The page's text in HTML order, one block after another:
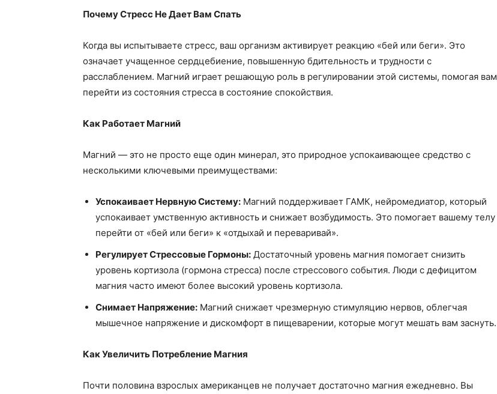
Почему Стресс Не Дает Вам Спать
Когда вы испытываете стресс, ваш организм активирует реакцию «бей или беги». Это
означает учащенное сердцебиение, повышенную бдительность и трудности с
расслаблением. Магний играет решающую роль в регулировании этой системы, помогая вам
перейти из состояния стресса в состояние спокойствия.
Как Работает Магний
Магний — это не просто еще один минерал, это природное успокаивающее средство с
несколькими ключевыми преимуществами:
Успокаивает Нервную Систему: Магний поддерживает ГАМК, нейромедиатор, который
успокаивает умственную активность и снижает возбудимость. Это помогает вашему телу
перейти от «бей или беги» к «отдыхай и переваривай».
Регулирует Стрессовые Гормоны: Достаточный уровень магния помогает снизить
уровень кортизола (гормона стресса) после стрессового события. Люди с дефицитом
магния часто имеют более высокий уровень кортизола.
Снимает Напряжение: Магний снижает чрезмерную стимуляцию нервов, облегчая
мышечное напряжение и дискомфорт в пищеварении, которые могут мешать вам заснуть.
Как Увеличить Потребление Магния
Почти половина взрослых американцев не получает достаточно магния ежедневно. Вы